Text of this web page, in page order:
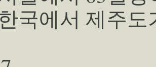
국에서 제주